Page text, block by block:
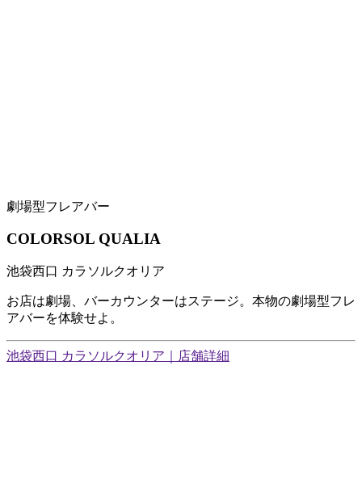
劇場型フレアバー
COLORSOL QUALIA
池袋西口 カラソルクオリア
お店は劇場、バーカウンターはステージ。本物の劇場型フレ
アバーを体験せよ。
池袋西口 カラソルクオリア｜店舗詳細